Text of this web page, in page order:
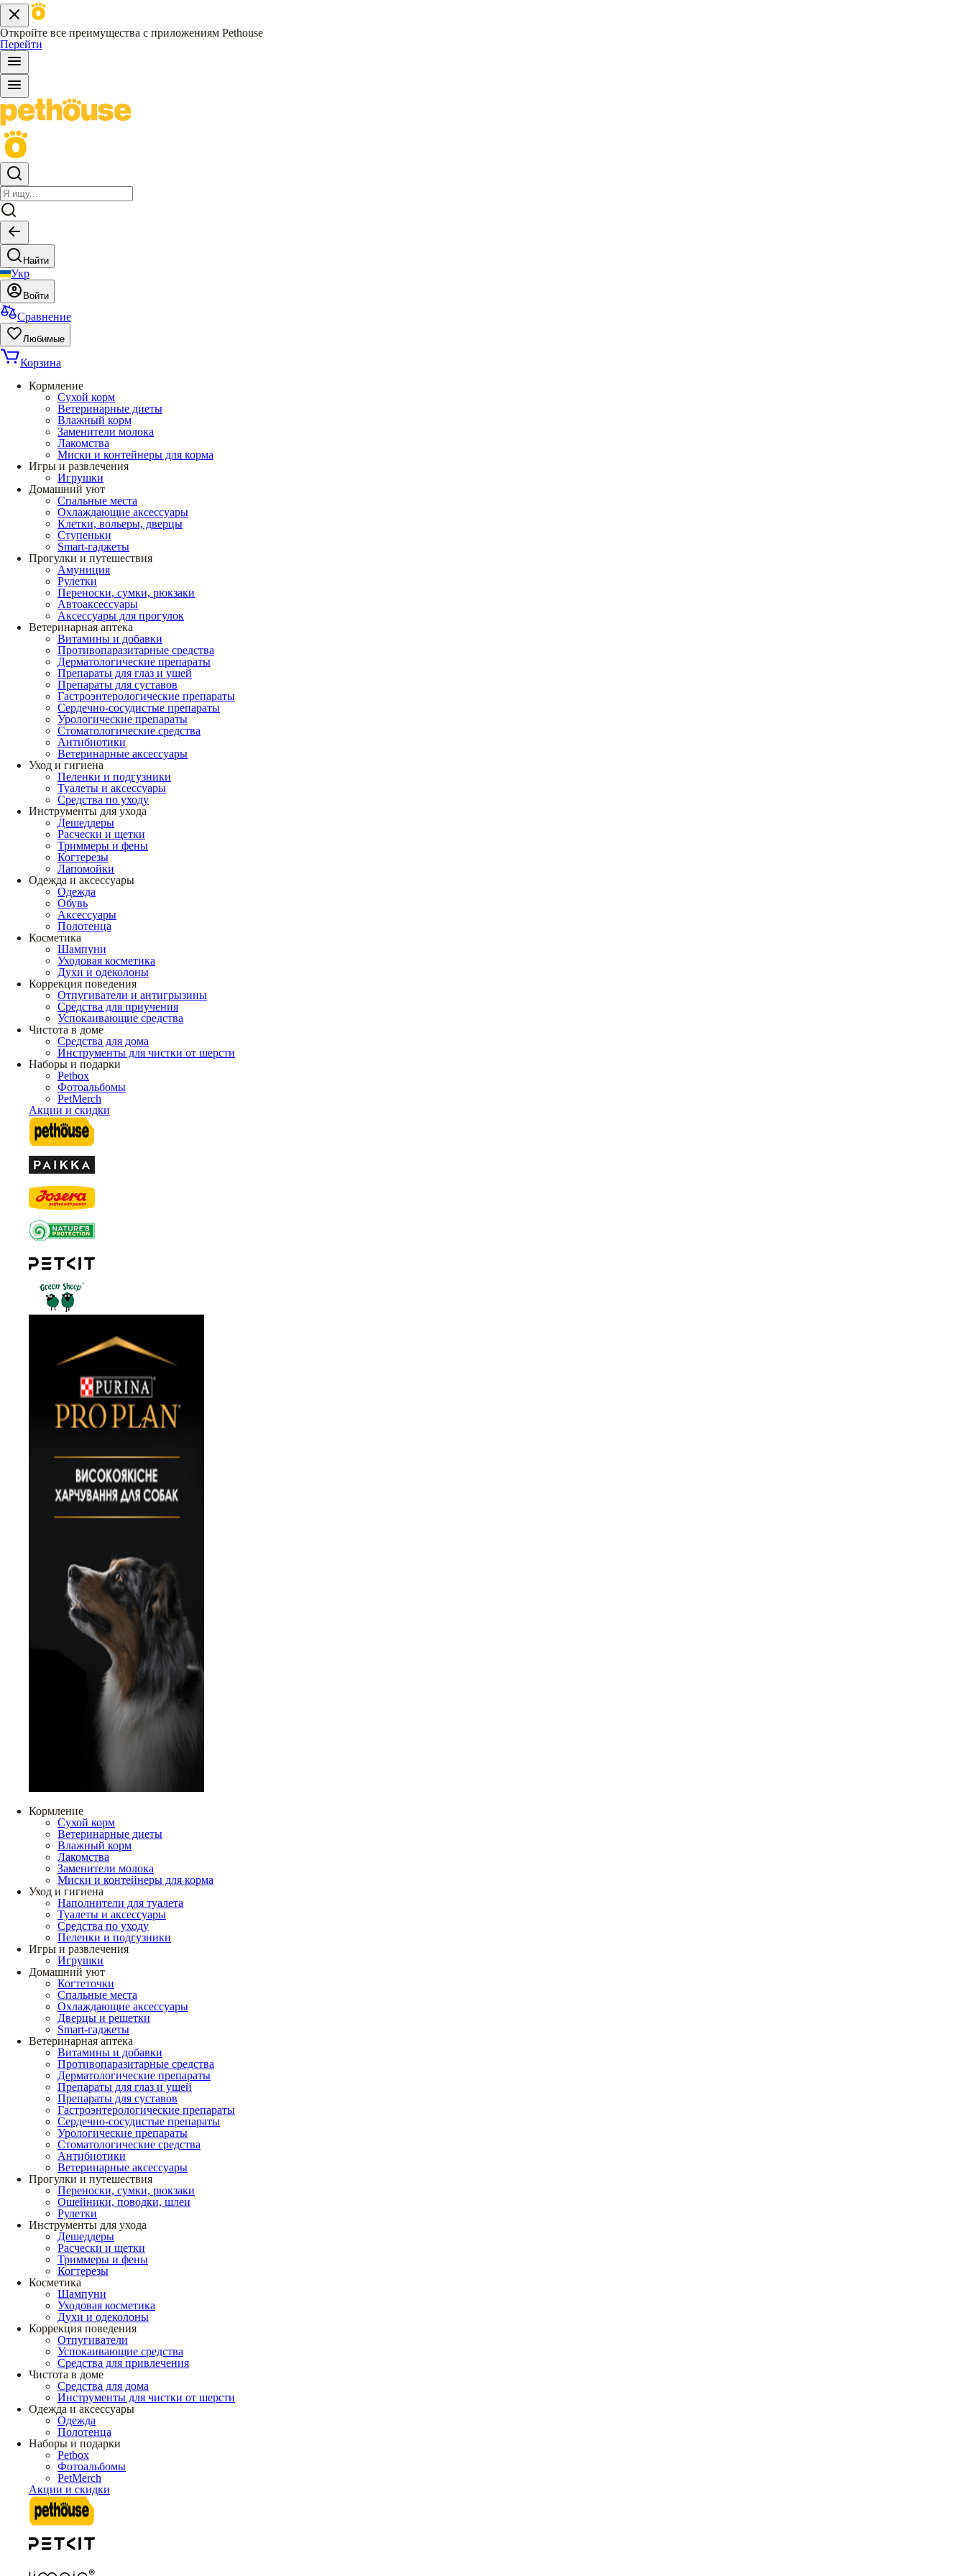
Откройте все преимущества с приложениям Pethouse
Перейти
Найти
Укр
Войти
Сравнение
Любимые
Корзина
Кормление
Сухой корм
Ветеринарные диеты
Влажный корм
Заменители молока
Лакомства
Миски и контейнеры для корма
Игры и развлечения
Игрушки
Домашний уют
Спальные места
Охлаждающие аксессуары
Клетки, вольеры, дверцы
Ступеньки
Smart-гаджеты
Прогулки и путешествия
Амуниция
Рулетки
Переноски, сумки, рюкзаки
Автоаксессуары
Аксессуары для прогулок
Ветеринарная аптека
Витамины и добавки
Противопаразитарные средства
Дерматологические препараты
Препараты для глаз и ушей
Препараты для суставов
Гастроэнтерологические препараты
Сердечно-сосудистые препараты
Урологические препараты
Стоматологические средства
Антибиотики
Ветеринарные аксессуары
Уход и гигиена
Пеленки и подгузники
Туалеты и аксессуары
Средства по уходу
Инструменты для ухода
Дешеддеры
Расчески и щетки
Триммеры и фены
Когтерезы
Лапомойки
Одежда и аксессуары
Одежда
Обувь
Аксессуары
Полотенца
Косметика
Шампуни
Уходовая косметика
Духи и одеколоны
Коррекция поведения
Отпугиватели и антигрызины
Средства для приучения
Успокаивающие средства
Чистота в доме
Средства для дома
Инструменты для чистки от шерсти
Наборы и подарки
Petbox
Фотоальбомы
PetMerch
Акции и скидки
Кормление
Сухой корм
Ветеринарные диеты
Влажный корм
Лакомства
Заменители молока
Миски и контейнеры для корма
Уход и гигиена
Наполнители для туалета
Туалеты и аксессуары
Средства по уходу
Пеленки и подгузники
Игры и развлечения
Игрушки
Домашний уют
Когтеточки
Спальные места
Охлаждающие аксессуары
Дверцы и решетки
Smart-гаджеты
Ветеринарная аптека
Витамины и добавки
Противопаразитарные средства
Дерматологические препараты
Препараты для глаз и ушей
Препараты для суставов
Гастроэнтерологические препараты
Сердечно-сосудистые препараты
Урологические препараты
Стоматологические средства
Антибиотики
Ветеринарные аксессуары
Прогулки и путешествия
Переноски, сумки, рюкзаки
Ошейники, поводки, шлеи
Рулетки
Инструменты для ухода
Дешеддеры
Расчески и щетки
Триммеры и фены
Когтерезы
Косметика
Шампуни
Уходовая косметика
Духи и одеколоны
Коррекция поведения
Отпугиватели
Успокаивающие средства
Средства для привлечения
Чистота в доме
Средства для дома
Инструменты для чистки от шерсти
Одежда и аксессуары
Одежда
Полотенца
Наборы и подарки
Petbox
Фотоальбомы
PetMerch
Акции и скидки